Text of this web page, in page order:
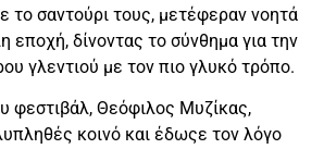
το σαντούρι τους, μετέφεραν νοητά
εποχή, δίνοντας το σύνθημα για την
γλεντιού με τον πιο γλυκό τρόπο.
φεστιβάλ, Θεόφιλος Μυζίκας,
κοινό και έδωςε τον λόγο